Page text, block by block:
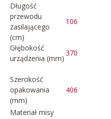
Długość
przewodu
zasilającego
(cm)
106
Głębokość
urządzenia (mm)
370
Szerokość
opakowania
(mm)
406
Materiał misy